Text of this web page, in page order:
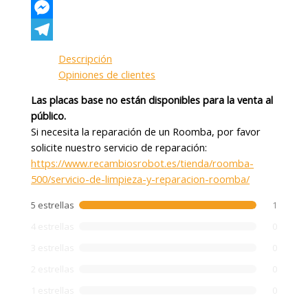
WhatsApp
Messenger
Descripción
Opiniones de clientes
Las placas base no están disponibles para la venta al
público.
Si necesita la reparación de un Roomba, por favor
solicite nuestro servicio de reparación:
https://www.recambiosrobot.es/tienda/roomba-
500/servicio-de-limpieza-y-reparacion-roomba/
5 estrellas
1